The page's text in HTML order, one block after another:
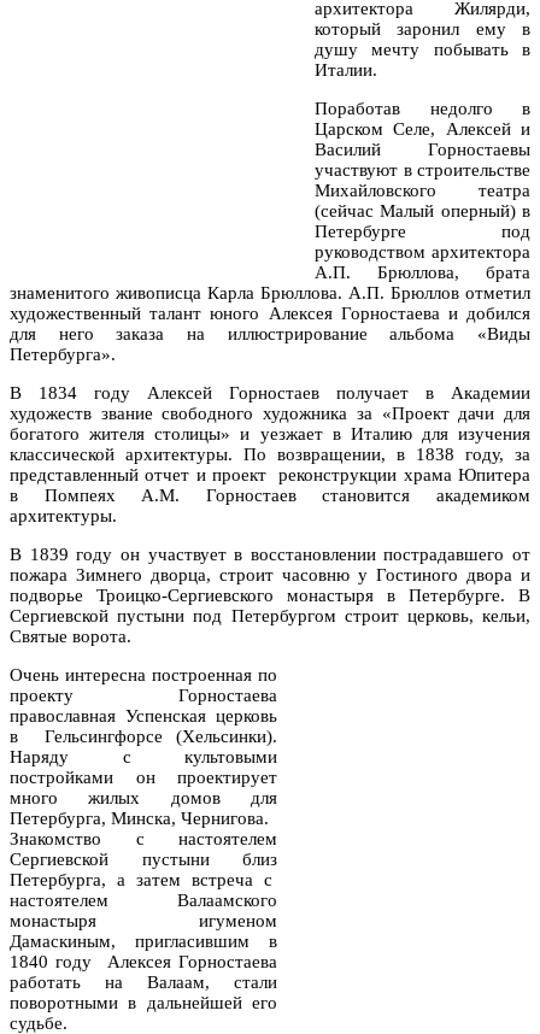
архитектора Жилярди,
который заронил ему в
душу мечту побывать в
Италии.
Поработав недолго в
Царском Селе, Алексей и
Василий Горностаевы
участвуют в строительстве
Михайловского театра
(сейчас Малый оперный) в
Петербурге под
руководством архитектора
А.П. Брюллова, брата
знаменитого живописца Карла Брюллова. А.П. Брюллов отметил
художественный талант юного Алексея Горностаева и добился
для него заказа на иллюстрирование альбома «Виды
Петербурга».
В 1834 году Алексей Горностаев получает в Академии
художеств звание свободного художника за «Проект дачи для
богатого жителя столицы» и уезжает в Италию для изучения
классической архитектуры. По возвращении, в 1838 году, за
представленный отчет и проект реконструкции храма Юпитера
в Помпеях А.М. Горностаев становится академиком
архитектуры.
В 1839 году он участвует в восстановлении пострадавшего от
пожара Зимнего дворца, строит часовню у Гостиного двора и
подворье Троицко-Сергиевского монастыря в Петербурге. В
Сергиевской пустыни под Петербургом строит церковь, кельи,
Святые ворота.
Очень интересна построенная по
проекту Горностаева
православная Успенская церковь
в Гельсингфорсе (Хельсинки).
Наряду с культовыми
постройками он проектирует
много жилых домов для
Петербурга, Минска, Чернигова.
Знакомство с настоятелем
Сергиевской пустыни близ
Петербурга, а затем встреча с
настоятелем Валаамского
монастыря игуменом
Дамаскиным, пригласившим в
1840 году Алексея Горностаева
работать на Валаам, стали
поворотными в дальнейшей его
судьбе.